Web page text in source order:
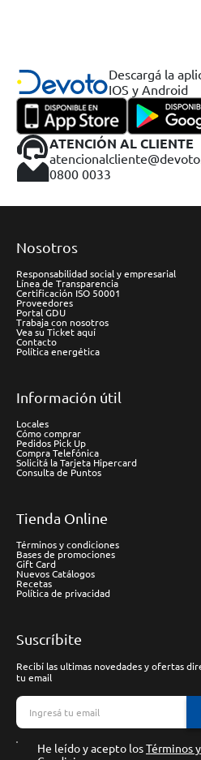
Descargá la
IOS y Android
ATENCIÓN AL CLIENTE
0800 0033
Nosotros
Responsabilidad social y empresarial
Línea de Transparencia
Certificación ISO 50001
Proveedores
Portal GDU
Trabaja con nosotros
Vea su Ticket aquí
Contacto
Política energética
Información útil
Locales
Cómo comprar
Pedidos Pick Up
Compra Telefónica
Solicitá la Tarjeta Hipercard
Consulta de Puntos
Tienda Online
Términos y condiciones
Bases de promociones
Gift Card
Nuevos Catálogos
Recetas
Política de privacidad
Suscríbite
Recibí las ultimas novedades y ofertas
tu email
He leído y acepto losTérminos y